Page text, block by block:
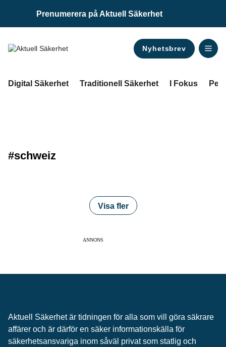
Prenumerera på Aktuell Säkerhet
Nyhetsbrev
Digital Säkerhet Traditionell Säkerhet I Fokus
#schweiz
Visa fler
ANNONS
Aktuell Säkerhet är tidningen för alla som vill göra säkrare
affärer och är därför en säker informationskälla för
säkerhets­ansvariga inom såväl privat som statlig och